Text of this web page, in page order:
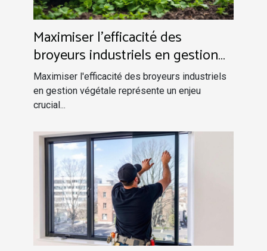
Maximiser l'efficacité des
broyeurs industriels en gestion
végétale
Maximiser l'efficacité des broyeurs industriels
en gestion végétale représente un enjeu
crucial...